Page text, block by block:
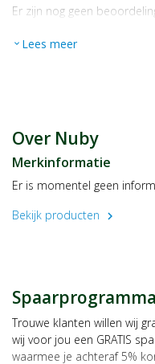
Er zijn nog geen
expand_more Lees meer
Over Nuby
Merkinformatie
Er is momentel geen
Bekijk producten
chevron_right
Spaarprogramma
Trouwe klanten willen wij
wij voor jou een GRATIS
waarmee je achteraf 5%